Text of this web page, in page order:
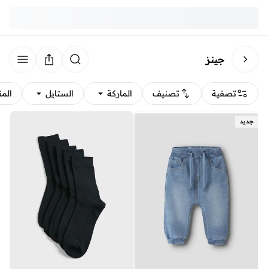
جينز
تصفية تصنيف الماركة الستايل
جديد